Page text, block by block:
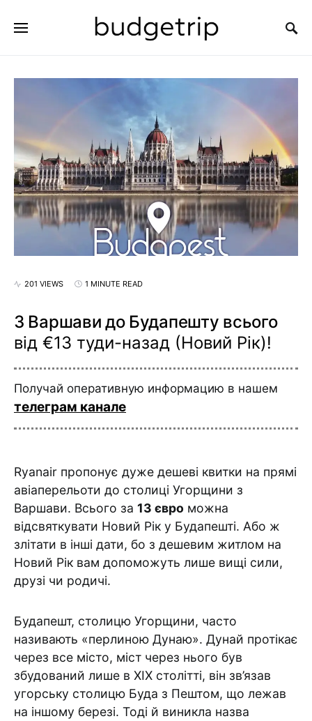
201 VIEWS 1 MINUTE READ
З Варшави до Будапешту всього
від €13 туди-назад (Новий Рік)!
Получай оперативную информацию в нашем
телеграм канале
Ryanair пропонує дуже дешеві квитки на прямі
авіаперельоти до столиці Угорщини з
Варшави. Всього за 13 євро можна
відсвяткувати Новий Рік у Будапешті. Або ж
злітати в інші дати, бо з дешевим житлом на
Новий Рік вам допоможуть лише вищі сили,
друзі чи родичі.
Будапешт, столицю Угорщини, часто
називають «перлиною Дунаю». Дунай протікає
через все місто, міст через нього був
збудований лише в XIX столітті, він зв’язав
угорську столицю Буда з Пештом, що лежав
на іншому березі. Тоді й виникла назва